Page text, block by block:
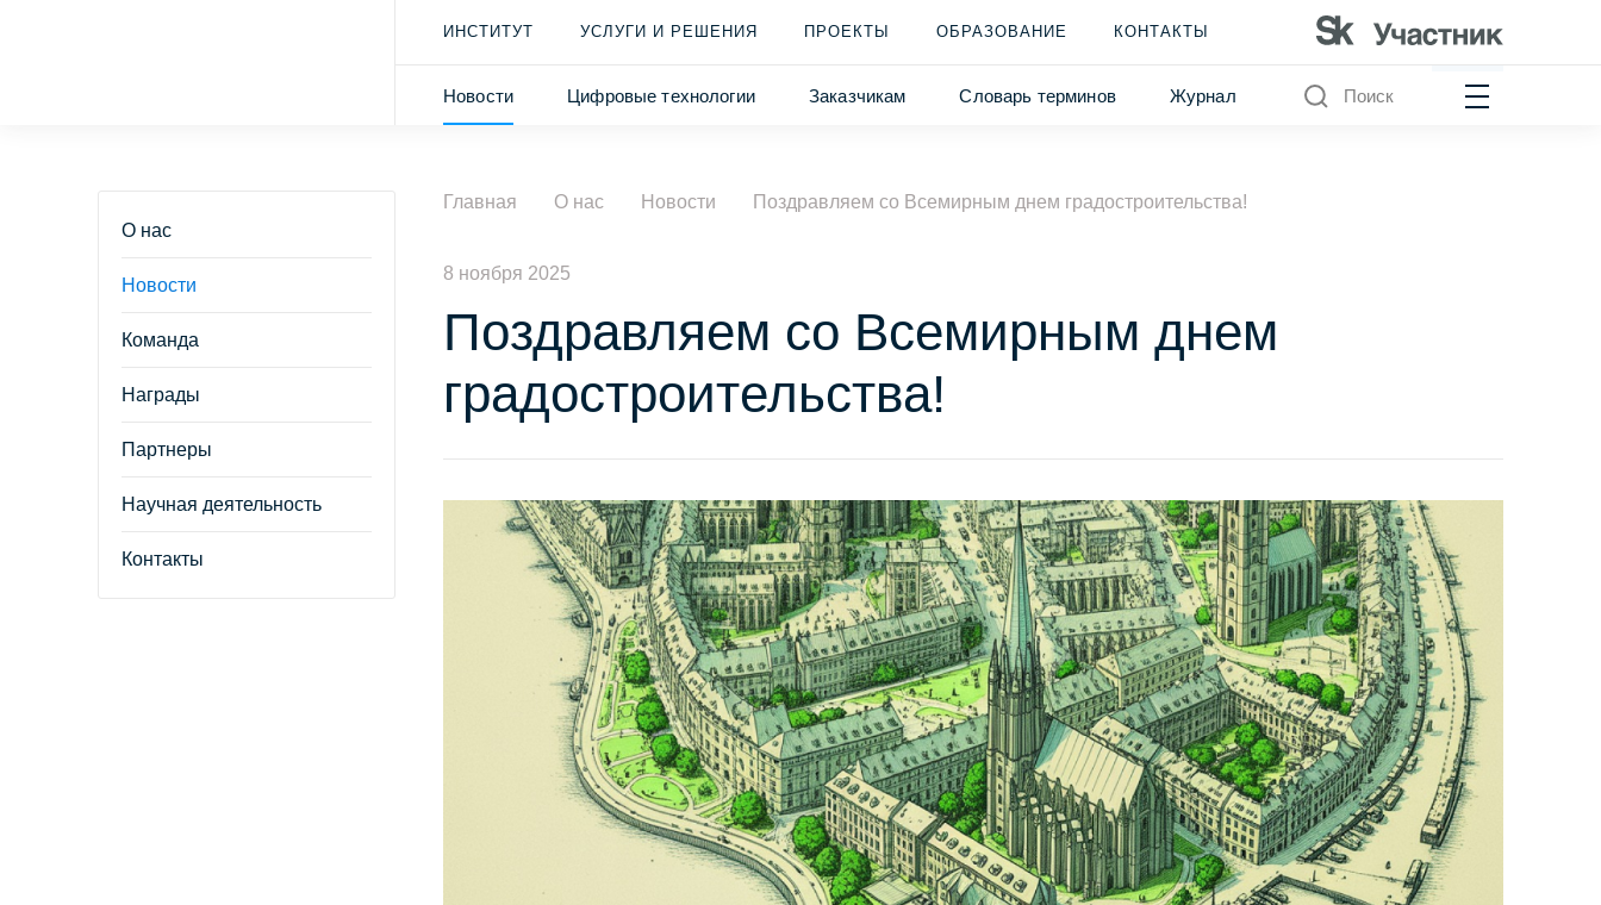
ИНСТИТУТ УСЛУГИ И РЕШЕНИЯ ПРОЕКТЫ ОБРАЗОВАНИЕ КОНТАКТЫ
Новости Цифровые технологии Заказчикам Словарь терминов Журнал Поиск
О нас
Новости
Команда
Награды
Партнеры
Научная деятельность
Контакты
Главная О нас Новости Поздравляем со Всемирным днем градостроительства!
8 ноября 2025
Поздравляем со Всемирным днем
градостроительства!